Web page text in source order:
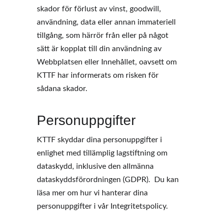
skador för förlust av vinst, goodwill,
användning, data eller annan immateriell
tillgång, som härrör från eller på något
sätt är kopplat till din användning av
Webbplatsen eller Innehållet, oavsett om
KTTF har informerats om risken för
sådana skador.
Personuppgifter
KTTF skyddar dina personuppgifter i
enlighet med tillämplig lagstiftning om
dataskydd, inklusive den allmänna
dataskyddsförordningen (GDPR).  Du kan
läsa mer om hur vi hanterar dina
personuppgifter i vår Integritetspolicy.